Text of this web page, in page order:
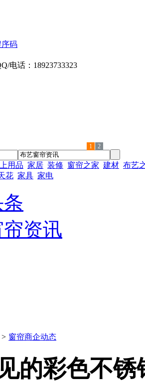
电话：18923733323
1 2
用品 家居 装修 窗帘之家 建材 布艺
花 家具 家电
资讯
> 窗帘商企动态
的彩色不